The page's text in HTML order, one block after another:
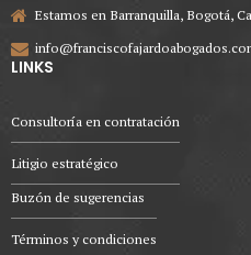
Estamos en Barranquilla, Bogotá,
LINKS
Consultoría en contratación
Litigio estratégico
Buzón de sugerencias
Términos y condiciones